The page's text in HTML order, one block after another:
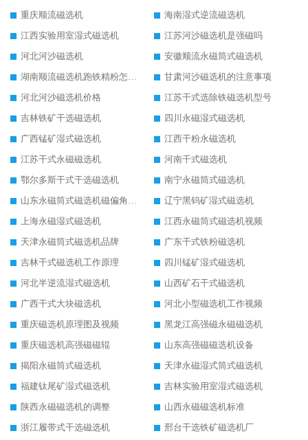
重庆顺流磁选机
海南湿式逆流磁选机
江西实验用室湿式磁选机
江苏河沙磁选机是强磁吗
河北河沙磁选机
安徽顺流永磁筒式磁选机
湖南顺流磁选机跑铁精粉怎么处理
甘肃河沙磁选机的注意事项
河北河沙磁选机价格
江苏干式选除铁磁选机型号
吉林铁矿干选磁选机
四川永磁湿式磁选机
广西锰矿湿式磁选机
江西干粉永磁选机
江苏干式永磁磁选机
河南干式磁选机
鄂尔多斯干式干选磁选机
南宁永磁筒式磁选机
山东永磁筒式磁选机磁偏角怎么调整
辽宁黑钨矿湿式磁选机
上海永磁湿式磁选机
江西永磁筒式磁选机视频
天津永磁筒式磁选机品牌
广东干式铁粉磁选机
吉林干式磁选机工作原理
四川锰矿湿式磁选机
河北半逆流湿式磁选机
山西矿石干式磁选机
广西干式大块磁选机
河北小型磁选机工作视频
重庆磁选机原理图及视频
黑龙江高强磁永磁磁选机
重庆磁选机高强磁磁辊
山东高强磁磁选机设备
揭阳永磁筒式磁选机
天津永磁湿式筒式磁选机
福建钛尾矿湿式磁选机
吉林实验用室湿式磁选机
陕西永磁磁选机的调整
山西永磁磁选机标准
浙江履带式干选磁选机
邢台干选铁矿磁选机厂